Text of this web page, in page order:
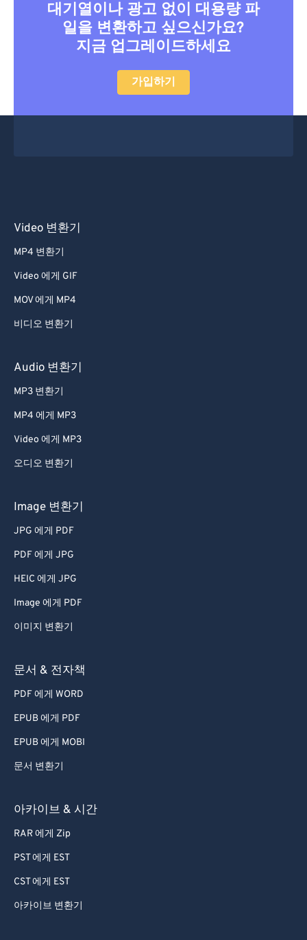
대기열이나 광고 없이 대용량 파
일을 변환하고 싶으신가요?
지금 업그레이드하세요
가입하기
Video 변환기
MP4 변환기
Video 에게 GIF
MOV 에게 MP4
비디오 변환기
Audio 변환기
MP3 변환기
MP4 에게 MP3
Video 에게 MP3
오디오 변환기
Image 변환기
JPG 에게 PDF
PDF 에게 JPG
HEIC 에게 JPG
Image 에게 PDF
이미지 변환기
문서 & 전자책
PDF 에게 WORD
EPUB 에게 PDF
EPUB 에게 MOBI
문서 변환기
아카이브 & 시간
RAR 에게 Zip
PST 에게 EST
CST 에게 EST
아카이브 변환기